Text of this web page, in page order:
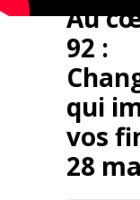
Au
92 :
qui
vos
28